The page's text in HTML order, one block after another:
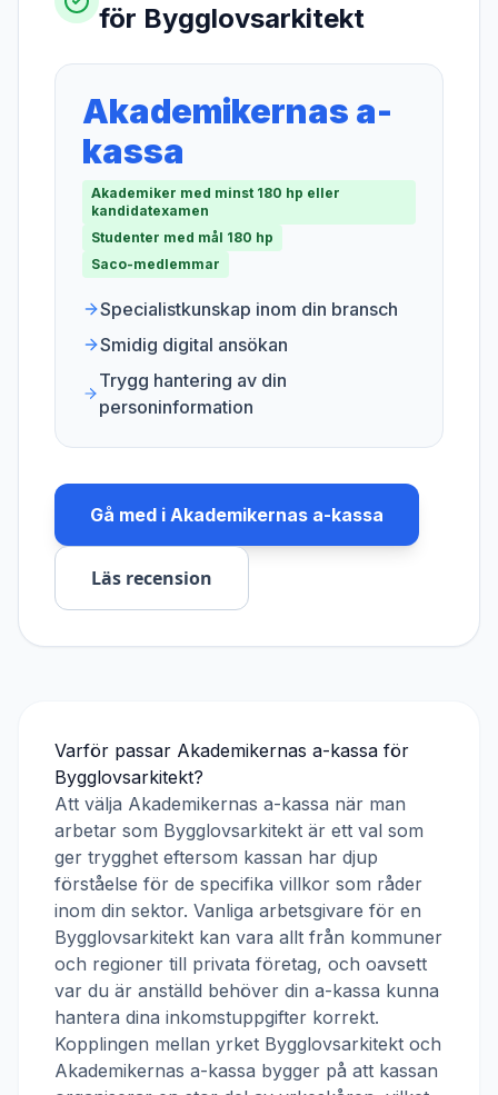
för Bygglovsarkitekt
Akademikernas a-
kassa
Akademiker med minst 180 hp eller
kandidatexamen
Studenter med mål 180 hp
Saco-medlemmar
Specialistkunskap inom din bransch
Smidig digital ansökan
Trygg hantering av din
personinformation
Gå med i Akademikernas a-kassa
Läs recension
Varför passar Akademikernas a-kassa för
Bygglovsarkitekt?
Att välja Akademikernas a-kassa när man
arbetar som Bygglovsarkitekt är ett val som
ger trygghet eftersom kassan har djup
förståelse för de specifika villkor som råder
inom din sektor. Vanliga arbetsgivare för en
Bygglovsarkitekt kan vara allt från kommuner
och regioner till privata företag, och oavsett
var du är anställd behöver din a-kassa kunna
hantera dina inkomstuppgifter korrekt.
Kopplingen mellan yrket Bygglovsarkitekt och
Akademikernas a-kassa bygger på att kassan